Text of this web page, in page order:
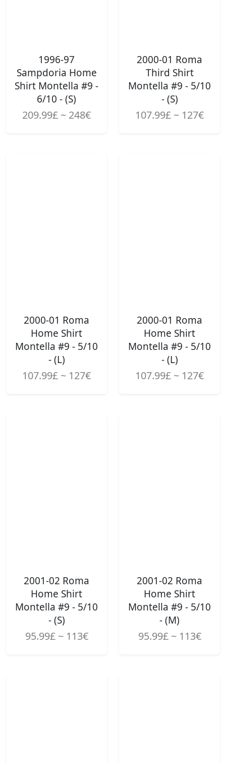
1996-97
Sampdoria Home
Shirt Montella #9 -
6/10 - (S)
209.99£ ~ 248€
2000-01 Roma
Third Shirt
Montella #9 - 5/10
- (S)
107.99£ ~ 127€
2000-01 Roma
Home Shirt
Montella #9 - 5/10
- (L)
107.99£ ~ 127€
2000-01 Roma
Home Shirt
Montella #9 - 5/10
- (L)
107.99£ ~ 127€
2001-02 Roma
Home Shirt
Montella #9 - 5/10
- (S)
95.99£ ~ 113€
2001-02 Roma
Home Shirt
Montella #9 - 5/10
- (M)
95.99£ ~ 113€